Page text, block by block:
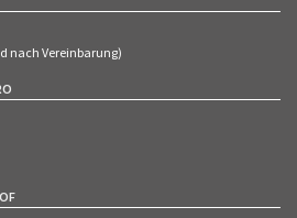
nach Vereinbarung)